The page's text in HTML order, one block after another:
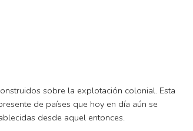
sobre la explotación colonial. Esta
de países que hoy en día aún se
desde aquel entonces.